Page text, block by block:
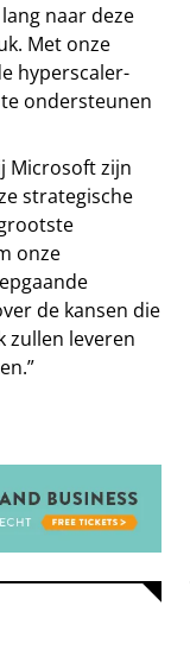
naar deze
Met onze
hyperscaler-
ondersteunen
Microsoft zijn
strategische
onze
de kansen die
zullen leveren